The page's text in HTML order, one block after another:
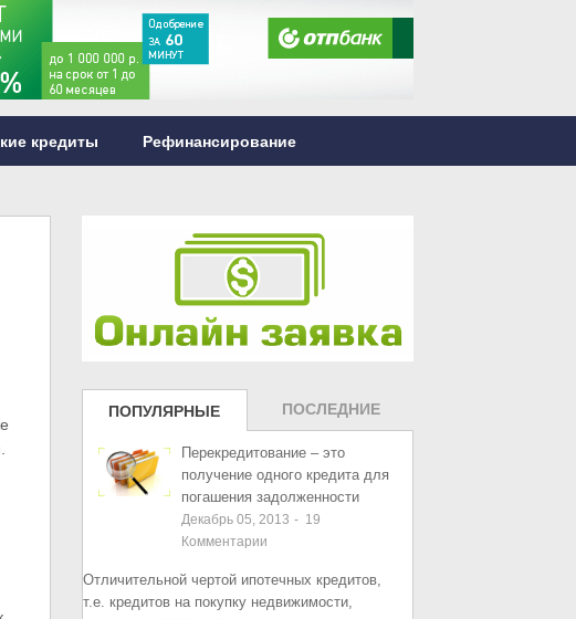
кредиты Рефинансирование
ПОПУЛЯРНЫЕ
ЗАПИСИ
ПОСЛЕДНИЕ
ЗАПИСИ
Перекредитование – это
получение одного кредита для
погашения задолженности
Декабрь 05, 2013 - 19
Комментарии
Отличительной чертой ипотечных кредитов,
т.е. кредитов на покупку недвижимости,